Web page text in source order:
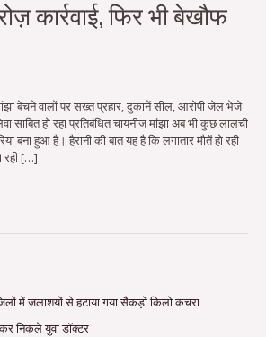
कार्रवाई, फिर भी बेखौफ
बेचने वालों पर सख्त प्रहार, दुकानें सील, आरोपी जेल भेजे
साबित हो रहा प्रतिबंधित चायनीज मांझा अब भी कुछ लालची
बना हुआ है। हैरानी की बात यह है कि लगातार मौतें हो रही
रही […]
में जलाशयों से हटाया गया सैकड़ों किलो कचरा
निकले युवा डॉक्टर